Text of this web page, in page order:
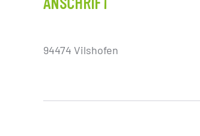
94474 Vilshofen